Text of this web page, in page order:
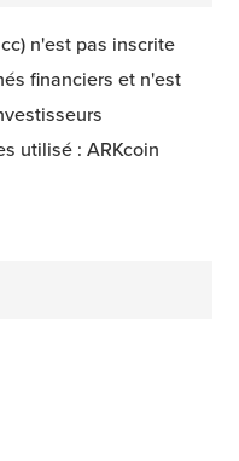
n'est pas inscrite
financiers et n'est
utilisé : ARKcoin
on Facebook